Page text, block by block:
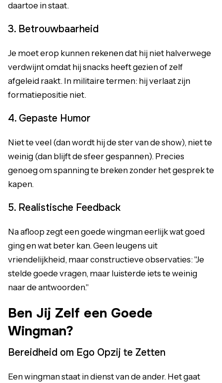
daartoe in staat.
3. Betrouwbaarheid
Je moet erop kunnen rekenen dat hij niet halverwege
verdwijnt omdat hij snacks heeft gezien of zelf
afgeleid raakt. In militaire termen: hij verlaat zijn
formatiepositie niet.
4. Gepaste Humor
Niet te veel (dan wordt hij de ster van de show), niet te
weinig (dan blijft de sfeer gespannen). Precies
genoeg om spanning te breken zonder het gesprek te
kapen.
5. Realistische Feedback
Na afloop zegt een goede wingman eerlijk wat goed
ging en wat beter kan. Geen leugens uit
vriendelijkheid, maar constructieve observaties: "Je
stelde goede vragen, maar luisterde iets te weinig
naar de antwoorden."
Ben Jij Zelf een Goede
Wingman?
Bereidheid om Ego Opzij te Zetten
Een wingman staat in dienst van de ander. Het gaat